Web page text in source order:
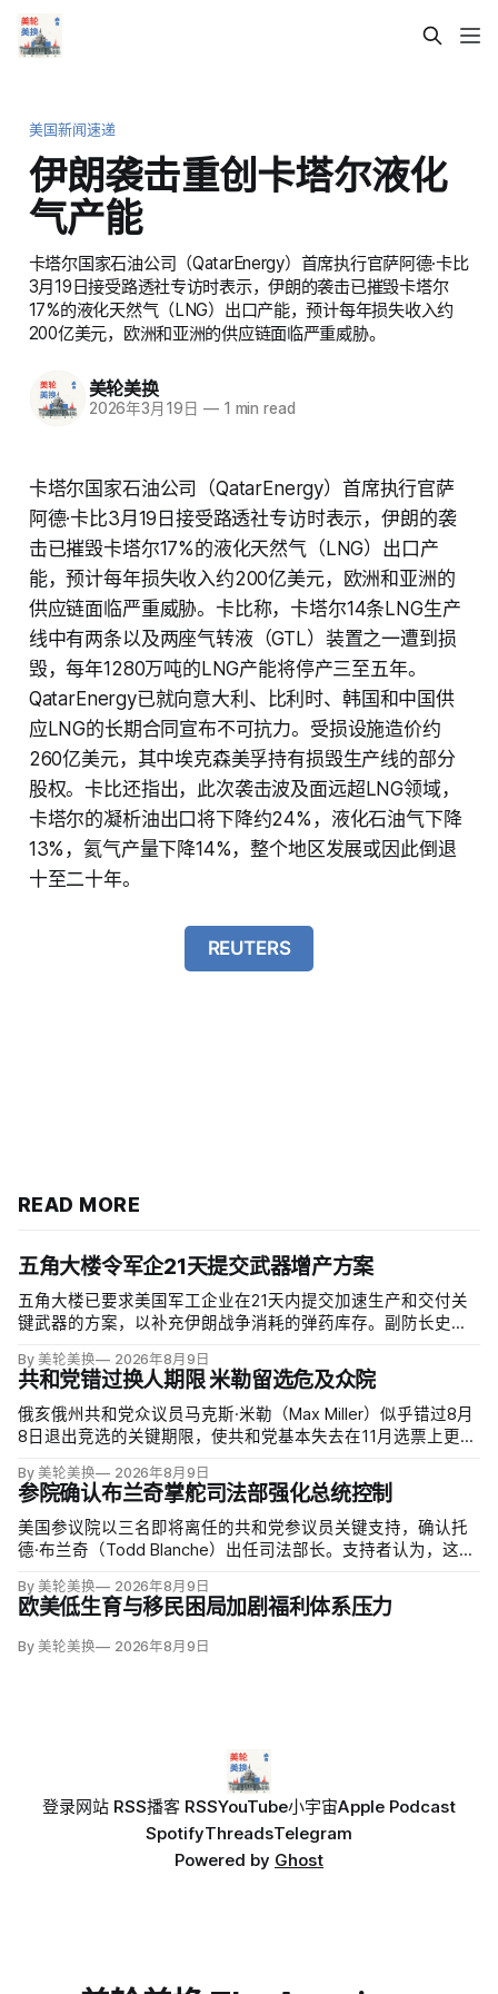
美国新闻速递
伊朗袭击重创卡塔尔液化
气产能
卡塔尔国家石油公司（QatarEnergy）首席执行官萨阿德·卡比
3月19日接受路透社专访时表示，伊朗的袭击已摧毁卡塔尔
17%的液化天然气（LNG）出口产能，预计每年损失收入约
200亿美元，欧洲和亚洲的供应链面临严重威胁。
美轮美换
2026年3月19日 —1 min read
卡塔尔国家石油公司（QatarEnergy）首席执行官萨
阿德·卡比3月19日接受路透社专访时表示，伊朗的袭
击已摧毁卡塔尔17%的液化天然气（LNG）出口产
能，预计每年损失收入约200亿美元，欧洲和亚洲的
供应链面临严重威胁。卡比称，卡塔尔14条LNG生产
线中有两条以及两座气转液（GTL）装置之一遭到损
毁，每年1280万吨的LNG产能将停产三至五年。
QatarEnergy已就向意大利、比利时、韩国和中国供
应LNG的长期合同宣布不可抗力。受损设施造价约
260亿美元，其中埃克森美孚持有损毁生产线的部分
股权。卡比还指出，此次袭击波及面远超LNG领域，
卡塔尔的凝析油出口将下降约24%，液化石油气下降
13%，氦气产量下降14%，整个地区发展或因此倒退
十至二十年。
REUTERS
READ MORE
五角大楼令军企21天提交武器增产方案
五角大楼已要求美国军工企业在21天内提交加速生产和交付关
键武器的方案，以补充伊朗战争消耗的弹药库存。副防长史蒂
可接受，必须立即扩大产能；
By 美轮美换 2026年8月9日
共和党错过换人期限 米勒留选危及众院
俄亥俄州共和党众议员马克斯·米勒（Max Miller）似乎错过8月
8日退出竞选的关键期限，使共和党基本失去在11月选票上更换
Moreno）指控家暴并予以否认，众院道德委员会同时调查他是
否涉及家庭暴力、虐待或非法用药。
By 美轮美换 2026年8月9日
参院确认布兰奇掌舵司法部强化总统控制
美国参议院以三名即将离任的共和党参议员关键支持，确认托
德·布兰奇（Todd Blanche）出任司法部长。支持者认为，这位
冲动；
By 美轮美换 2026年8月9日
欧美低生育与移民困局加剧福利体系压力
By 美轮美换 2026年8月9日
登录网站 RSS播客 RSSYouTube小宇宙Apple Podcast
SpotifyThreadsTelegram
Powered by Ghost